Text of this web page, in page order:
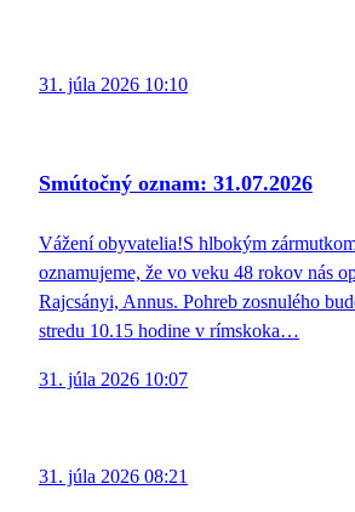
31. júla 2026 10:10
Smútočný oznam: 31.07.2026
Vážení obyvatelia!S hlbokým
oznamujeme, že vo veku 48 rokov nás
Rajcsányi, Annus. Pohreb zosnulého
stredu 10.15 hodine v rímskoka…
31. júla 2026 10:07
31. júla 2026 08:21